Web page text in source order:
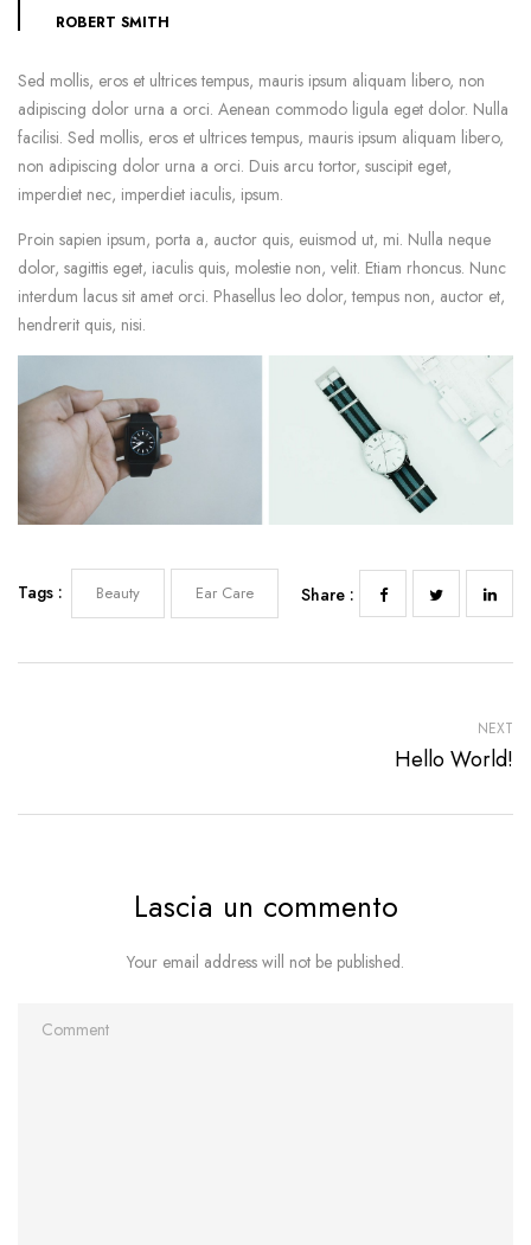
ROBERT SMITH
Sed mollis, eros et ultrices tempus, mauris ipsum aliquam libero, non
adipiscing dolor urna a orci. Aenean commodo ligula eget dolor. Nulla
facilisi. Sed mollis, eros et ultrices tempus, mauris ipsum aliquam libero,
non adipiscing dolor urna a orci. Duis arcu tortor, suscipit eget,
imperdiet nec, imperdiet iaculis, ipsum.
Proin sapien ipsum, porta a, auctor quis, euismod ut, mi. Nulla neque
dolor, sagittis eget, iaculis quis, molestie non, velit. Etiam rhoncus. Nunc
interdum lacus sit amet orci. Phasellus leo dolor, tempus non, auctor et,
hendrerit quis, nisi.
Tags : Beauty Ear Care Share :
NEXT
Hello World!
Lascia un commento
Your email address will not be published.